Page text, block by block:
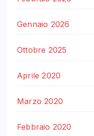
Gennaio 2026
Ottobre 2025
Aprile 2020
Marzo 2020
Febbraio 2020